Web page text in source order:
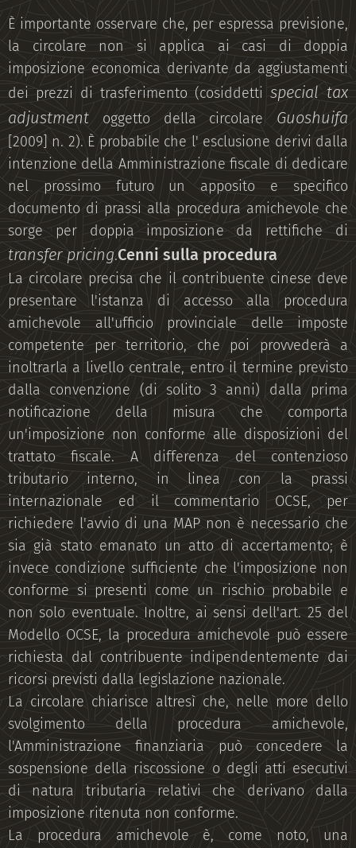
È importante osservare che, per espressa previsione,
la circolare non si applica ai casi di doppia
imposizione economica derivante da aggiustamenti
dei prezzi di trasferimento (cosiddetti special tax
adjustment oggetto della circolare Guoshuifa
[2009] n. 2). È probabile che l' esclusione derivi dalla
intenzione della Amministrazione fiscale di dedicare
nel prossimo futuro un apposito e specifico
documento di prassi alla procedura amichevole che
sorge per doppia imposizione da rettifiche di
transfer pricing.Cenni sulla procedura
La circolare precisa che il contribuente cinese deve
presentare l'istanza di accesso alla procedura
amichevole all'ufficio provinciale delle imposte
competente per territorio, che poi provvederà a
inoltrarla a livello centrale, entro il termine previsto
dalla convenzione (di solito 3 anni) dalla prima
notificazione della misura che comporta
un'imposizione non conforme alle disposizioni del
trattato fiscale. A differenza del contenzioso
tributario interno, in linea con la prassi
internazionale ed il commentario OCSE, per
richiedere l'avvio di una MAP non è necessario che
sia già stato emanato un atto di accertamento; è
invece condizione sufficiente che l'imposizione non
conforme si presenti come un rischio probabile e
non solo eventuale. Inoltre, ai sensi dell'art. 25 del
Modello OCSE, la procedura amichevole può essere
richiesta dal contribuente indipendentemente dai
ricorsi previsti dalla legislazione nazionale.
La circolare chiarisce altresì che, nelle more dello
svolgimento della procedura amichevole,
l'Amministrazione finanziaria può concedere la
sospensione della riscossione o degli atti esecutivi
di natura tributaria relativi che derivano dalla
imposizione ritenuta non conforme.
La procedura amichevole è, come noto, una